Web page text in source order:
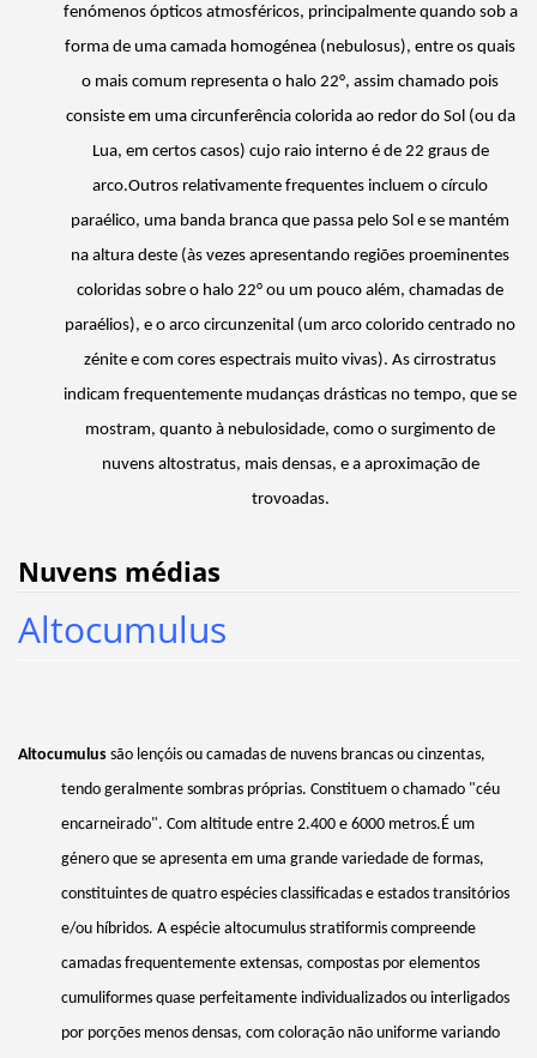
fenómenos ópticos atmosféricos, principalmente quando sob a
forma de uma camada homogénea (nebulosus), entre os quais
o mais comum representa o halo 22°, assim chamado pois
consiste em uma circunferência colorida ao redor do Sol (ou da
Lua, em certos casos) cujo raio interno é de 22 graus de
arco.Outros relativamente frequentes incluem o círculo
paraélico, uma banda branca que passa pelo Sol e se mantém
na altura deste (às vezes apresentando regiões proeminentes
coloridas sobre o halo 22° ou um pouco além, chamadas de
paraélios), e o arcocircunzenital (um arco colorido centrado no
zénite e com cores espectrais muito vivas). As cirrostratus
indicam frequentemente mudanças drásticas no tempo, que se
mostram, quanto à nebulosidade, como o surgimento de
nuvens altostratus, mais densas, e a aproximação de
trovoadas.
Nuvens médias
Altocumulus
Altocumulussão lençóis ou camadas de nuvens brancas ou cinzentas,
tendo geralmente sombras próprias. Constituem o chamado "céu
encarneirado". Com altitude entre 2.400 e 6000 metros.É um
género que se apresenta em uma grande variedade de formas,
constituintes de quatro espécies classificadas e estados transitórios
e/ou híbridos. A espécie altocumulusstratiformis compreende
camadas frequentemente extensas, compostas por elementos
cumuliformes quase perfeitamente individualizados ou interligados
por porções menos densas, com coloração não uniforme variando